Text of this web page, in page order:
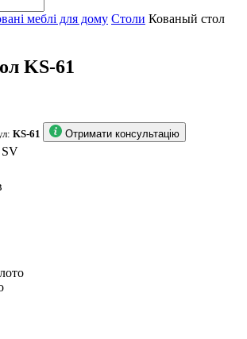
меблі для дому Столи Кованый стол
KS-61
KS-61 Отримати консультацію
SV